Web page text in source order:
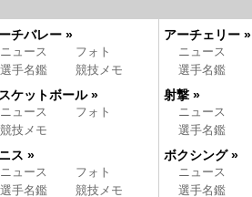
チバレー »
ニュース
フォト
選手名鑑
競技メモ
ケットボール »
ニュース
フォト
競技メモ
ス »
ニュース
フォト
選手名鑑
競技メモ
アーチェリー »
ニュース
選手名鑑
射撃 »
ニュース
選手名鑑
ボクシング »
ニュース
選手名鑑